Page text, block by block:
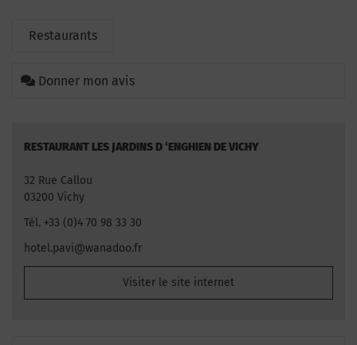
Restaurants
Donner mon avis
RESTAURANT LES JARDINS D ‘ENGHIEN DE VICHY
32 Rue Callou
03200 Vichy
Tél. +33 (0)4 70 98 33 30
hotel.pavi@wanadoo.fr
Visiter le site internet